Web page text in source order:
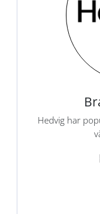
Hedvig har